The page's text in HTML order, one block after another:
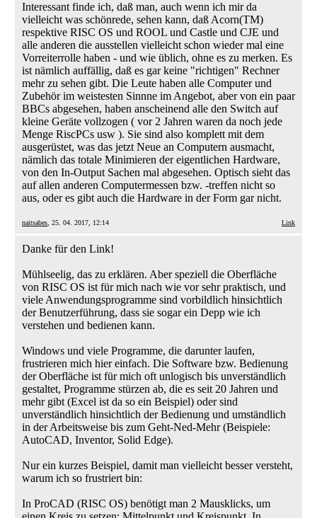
Interessant finde ich, daß man, auch wenn ich mir da
vielleicht was schönrede, sehen kann, daß Acorn(TM)
respektive RISC OS und ROOL und Castle und CJE und
alle anderen die ausstellen vielleicht schon wieder mal eine
Vorreiterrolle haben - und wie üblich, ohne es zu merken. Es
ist nämlich auffällig, daß es gar keine "richtigen" Rechner
mehr zu sehen gibt. Die Leute haben alle Computer und
Zubehör im weistesten Sinnne im Angebot, aber von ein paar
BBCs abgesehen, haben anscheinend alle den Switch auf
kleine Geräte vollzogen ( vor 2 Jahren waren da noch jede
Menge RiscPCs usw ). Sie sind also komplett mit dem
ausgerüstet, was das jetzt Neue an Computern ausmacht,
nämlich das totale Minimieren der eigentlichen Hardware,
von den In-Output Sachen mal abgesehen. Optisch sieht das
auf allen anderen Computermessen bzw. -treffen nicht so
aus, oder es gibt auch die Hardware in der Form gar nicht.
naitsabes , 25. 04. 2017, 12:14 Link
Danke für den Link!
Mühlseelig, das zu erklären. Aber speziell die Oberfläche
von RISC OS ist für mich nach wie vor sehr praktisch, und
viele Anwendungsprogramme sind vorbildlich hinsichtlich
der Benutzerführung, dass sie sogar ein Depp wie ich
verstehen und bedienen kann.
Windows und viele Programme, die darunter laufen,
frustrieren mich hier einfach. Die Software bzw. Bedienung
der Oberfläche ist für mich oft unlogisch bis unverständlich
gestaltet, Programme stürzen ab, die es seit 20 Jahren und
mehr gibt (Excel ist da so ein Beispiel) oder sind
unverständlich hinsichtlich der Bedienung und umständlich
in der Arbeitsweise bis zum Geht-Ned-Mehr (Beispiele:
AutoCAD, Inventor, Solid Edge).
Nur ein kurzes Beispiel, damit man vielleicht besser versteht,
warum ich so frustriert bin:
In ProCAD (RISC OS) benötigt man 2 Mausklicks, um